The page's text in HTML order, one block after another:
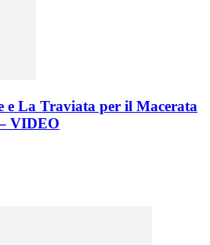
e La Traviata per il Macerata
VIDEO